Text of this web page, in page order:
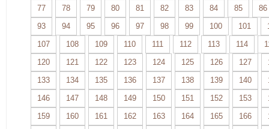
77
78 79 80 81 82 83 84 85
86
93
94 95 96 97 98 99 100 101
107
108 109 110 111 112 113 114
120
121 122 123 124 125 126 127
133
134 135 136 137 138 139 140
146
147 148 149 150 151 152 153
159
160 161 162 163 164 165 166